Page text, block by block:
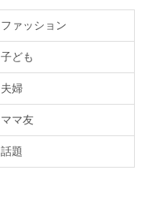
ファッション
子ども
夫婦
ママ友
話題